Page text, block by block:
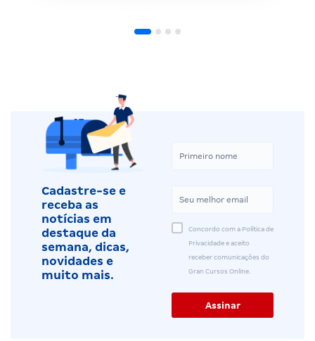
Cadastre-se e
receba as
notícias em
destaque da
semana, dicas,
novidades e
muito mais.
Concordo com a Política de
Privacidade e aceito
receber comunicações do
Gran Cursos Online.